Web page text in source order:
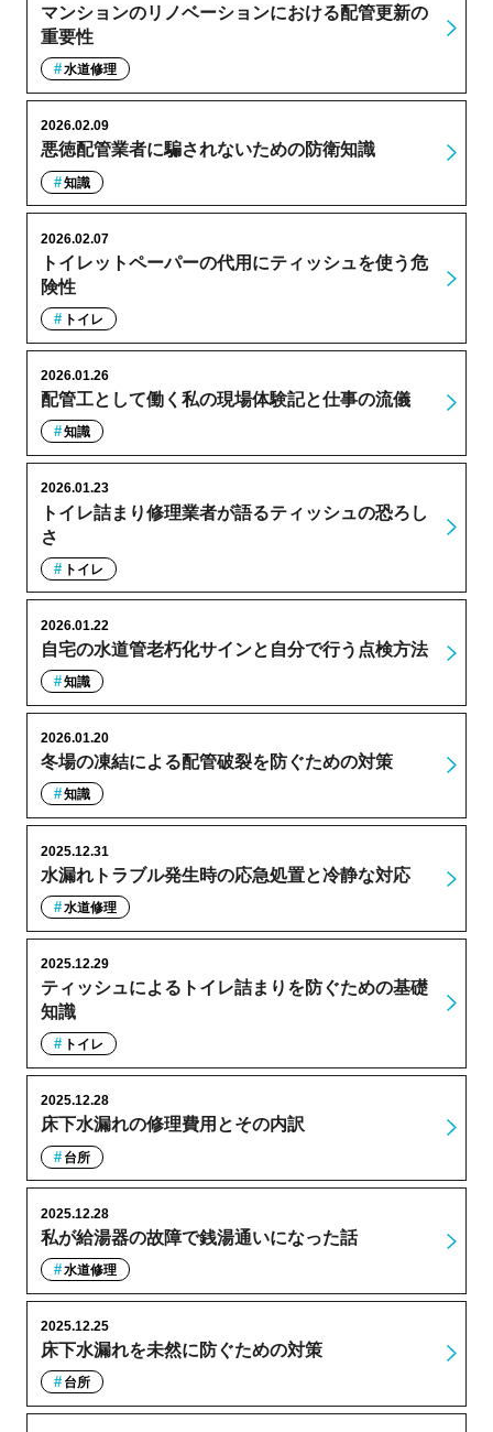
マンションのリノベーションにおける配管更新の
重要性
水道修理
悪徳配管業者に騙されないための防衛知識
2026.02.09
知識
トイレットペーパーの代用にティッシュを使う危
険性
2026.02.07
トイレ
配管工として働く私の現場体験記と仕事の流儀
2026.01.26
知識
トイレ詰まり修理業者が語るティッシュの恐ろし
さ
2026.01.23
トイレ
自宅の水道管老朽化サインと自分で行う点検方法
2026.01.22
知識
冬場の凍結による配管破裂を防ぐための対策
2026.01.20
知識
水漏れトラブル発生時の応急処置と冷静な対応
2025.12.31
水道修理
ティッシュによるトイレ詰まりを防ぐための基礎
知識
2025.12.29
トイレ
床下水漏れの修理費用とその内訳
2025.12.28
台所
私が給湯器の故障で銭湯通いになった話
2025.12.28
水道修理
床下水漏れを未然に防ぐための対策
2025.12.25
台所